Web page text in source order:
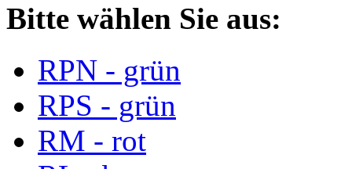
Bitte wählen Sie aus:
RPN - grün
RPS - grün
RM - rot